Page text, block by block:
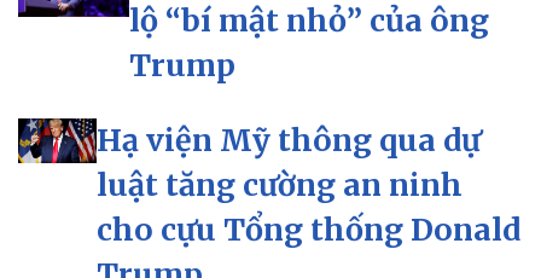
Thị trường
Chứng khoán
Giá cà phê
lộ “bí mật nhỏ” của ông
Trump
Hạ viện Mỹ thông qua dự
luật tăng cường an ninh
cho cựu Tổng thống Donald